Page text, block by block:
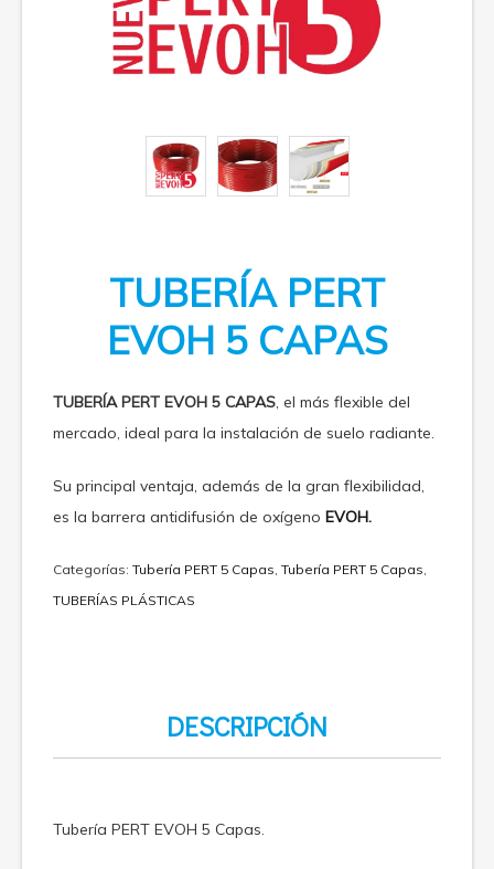
TUBERÍA PERT
EVOH 5 CAPAS
TUBERÍA PERT EVOH 5 CAPAS, el más flexible del
mercado, ideal para la instalación de suelo radiante.
Su principal ventaja, además de la gran flexibilidad,
es la barrera antidifusión de oxígeno EVOH.
Categorías: Tubería PERT 5 Capas, Tubería PERT 5 Capas,
TUBERÍAS PLÁSTICAS
DESCRIPCIÓN
Tubería PERT EVOH 5 Capas.